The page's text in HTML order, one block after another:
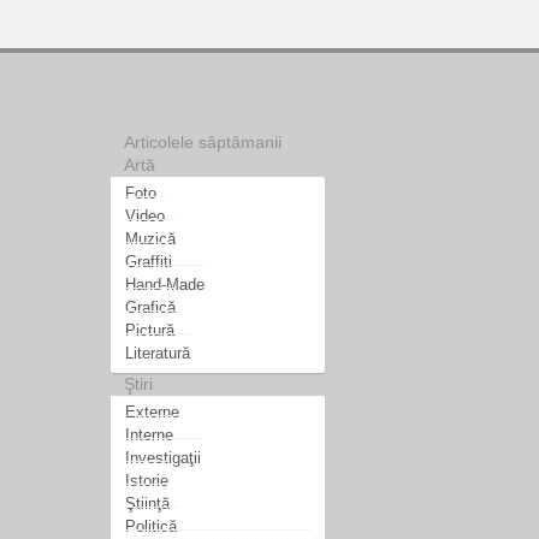
Articolele săptămanii
Artă
Foto
Video
Muzică
Graffiti
Hand-Made
Grafică
Pictură
Literatură
Ştiri
Externe
Interne
Investigaţii
Istorie
Ştiinţă
Politică